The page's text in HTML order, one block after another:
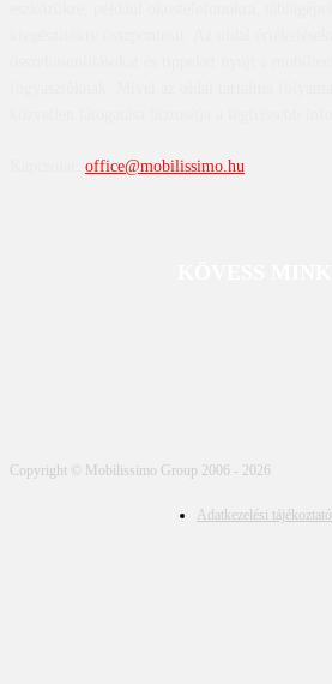
office@mobilissimo.hu
Copyright © Mobilissimo Group 2006 - 2026
Adatkezelési tájékoztató